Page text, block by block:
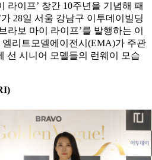
라이프’ 창간 10주년을 기념해 패
28일 서울 강남구 이투데이빌딩
라보 마이 라이프’를 발행하는 이
리트모델에이전시(EMA)가 주관
선 시니어 모델들의 런웨이 모습